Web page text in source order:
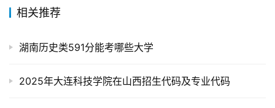
相关推荐
湖南历史类591分能考哪些大学
2025年大连科技学院在山西招生代码及专业代码